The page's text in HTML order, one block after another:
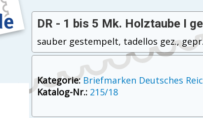
DR - 1 bis 5 Mk. Holztaube I
sauber gestempelt, tadellos gez.,
Kategorie: Briefmarken Deutsches
Katalog-Nr.: 215/18